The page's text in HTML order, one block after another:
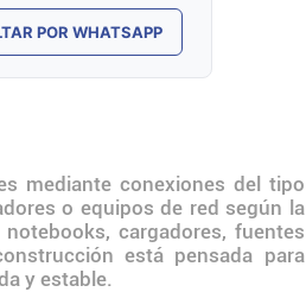
POR WHATSAPP
mediante conexiones del tipo
o equipos de red según la
cargadores, fuentes
está pensada para
y estable.